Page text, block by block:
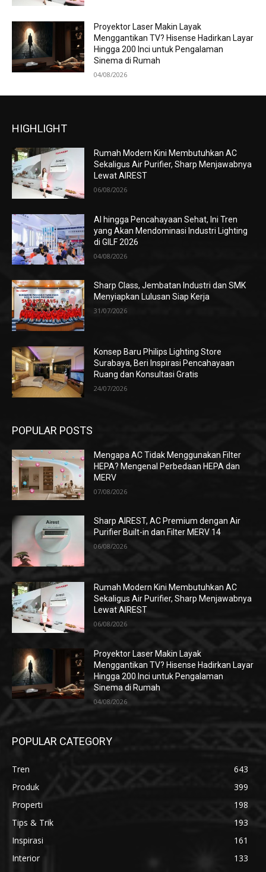
Proyektor Laser Makin Layak
Menggantikan TV? Hisense Hadirkan Layar
Hingga 200 Inci untuk Pengalaman
Sinema di Rumah
04/08/2026
HIGHLIGHT
Rumah Modern Kini Membutuhkan AC
Sekaligus Air Purifier, Sharp Menjawabnya
Lewat AIREST
06/08/2026
AI hingga Pencahayaan Sehat, Ini Tren
yang Akan Mendominasi Industri Lighting
di GILF 2026
04/08/2026
Sharp Class, Jembatan Industri dan SMK
Menyiapkan Lulusan Siap Kerja
31/07/2026
Konsep Baru Philips Lighting Store
Surabaya, Beri Inspirasi Pencahayaan
Ruang dan Konsultasi Gratis
24/07/2026
POPULAR POSTS
Mengapa AC Tidak Menggunakan Filter
HEPA? Mengenal Perbedaan HEPA dan
MERV
07/08/2026
Sharp AIREST, AC Premium dengan Air
Purifier Built-in dan Filter MERV 14
06/08/2026
Rumah Modern Kini Membutuhkan AC
Sekaligus Air Purifier, Sharp Menjawabnya
Lewat AIREST
06/08/2026
Proyektor Laser Makin Layak
Menggantikan TV? Hisense Hadirkan Layar
Hingga 200 Inci untuk Pengalaman
Sinema di Rumah
04/08/2026
POPULAR CATEGORY
Tren
643
Produk
399
Properti
198
Tips & Trik
193
Inspirasi
161
Interior
133